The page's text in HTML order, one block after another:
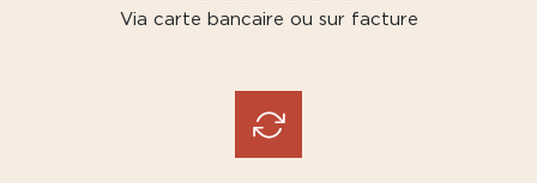
Via carte bancaire ou sur facture